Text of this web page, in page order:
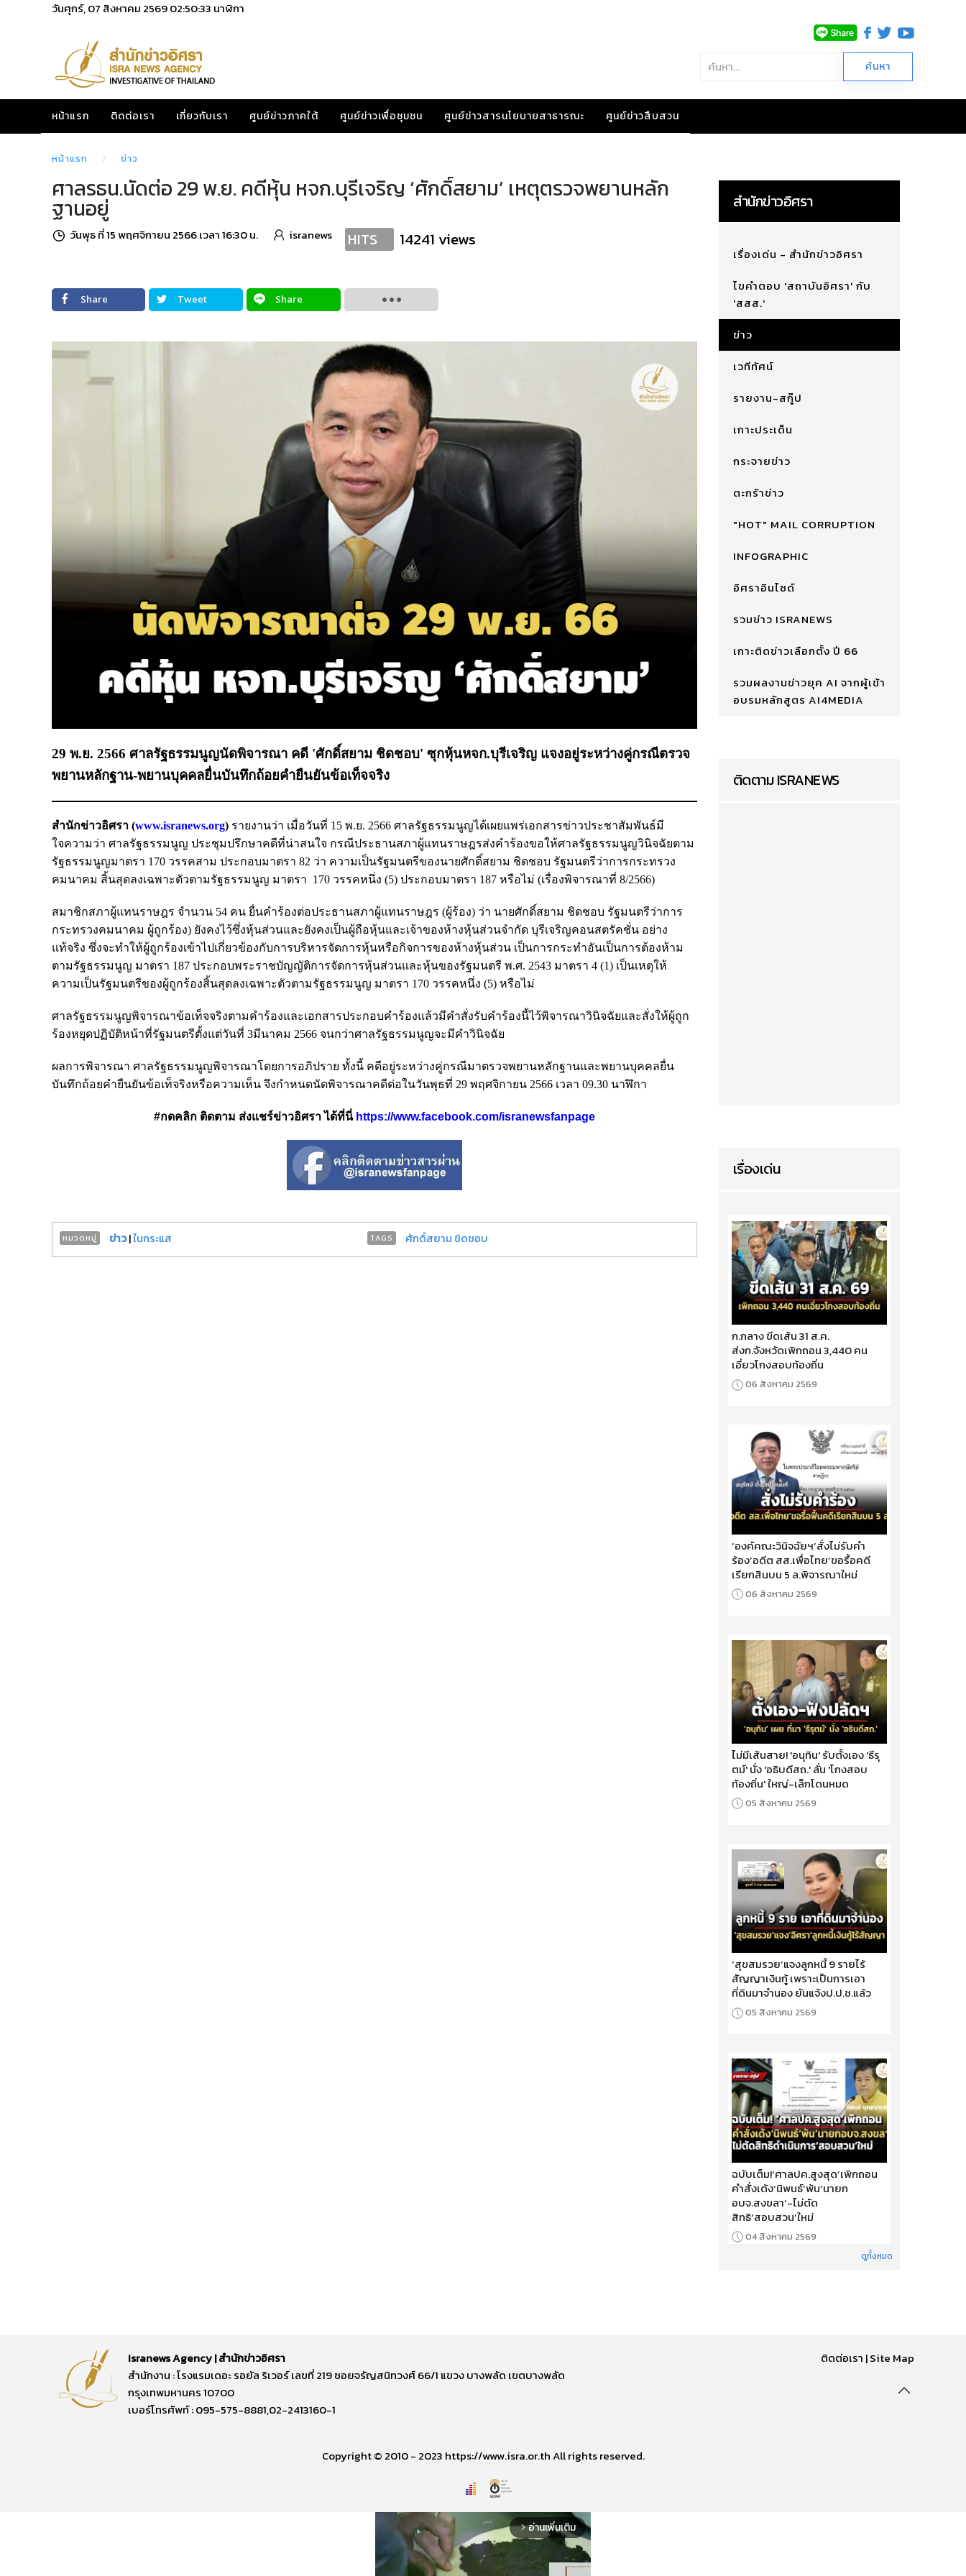
วันศุกร์, 07 สิงหาคม 256902:50:34 นาฬิกา
หน้าแรก ติดต่อเรา เกี่ยวกับเรา ศูนย์ข่าวภาคใต้ ศูนย์ข่าวเพื่อชุมชน ศูนย์ข่าวสารนโยบายสาธารณะ ศูนย์ข่าวสืบสวน
หน้าแรก ข่าว
ศาลรธน.นัดต่อ 29 พ.ย. คดีหุ้น หจก.บุรีเจริญ ‘ศักดิ์สยาม’ เหตุตรวจพยานหลัก
ฐานอยู่
วันพุธ ที่ 15 พฤศจิกายน 2566 เวลา 16:30 น. isranews HITS 14241 views
Share Tweet Share
29 พ.ย. 2566 ศาลรัฐธรรมนูญนัดพิจารณา คดี 'ศักดิ์สยาม ชิดชอบ' ซุกหุ้นหจก.บุรีเจริญ แจงอยู่ระหว่างคู่กรณีตรวจ
พยานหลักฐาน-พยานบุคคลยื่นบันทึกถ้อยคำยืนยันข้อเท็จจริง
สำนักข่าวอิศรา (www.isranews.org) รายงานว่า เมื่อวันที่ 15 พ.ย. 2566 ศาลรัฐธรรมนูญได้เผยแพร่เอกสารข่าวประชาสัมพันธ์มี
ใจความว่า ศาลรัฐธรรมนูญ ประชุมปรึกษาคดีที่น่าสนใจ กรณีประธานสภาผู้แทนราษฎรส่งคำร้องขอให้ศาลรัฐธรรมนูญวินิจฉัยตาม
รัฐธรรมนูญมาตรา 170 วรรคสาม ประกอบมาตรา 82 ว่า ความเป็นรัฐมนตรีของนายศักดิ์สยาม ชิดชอบ รัฐมนตรีว่าการกระทรวง
คมนาคม สิ้นสุดลงเฉพาะตัวตามรัฐธรรมนูญ มาตรา 170 วรรคหนึ่ง (5) ประกอบมาตรา 187 หรือไม่ (เรื่องพิจารณาที่ 8/2566)
สมาชิกสภาผู้แทนราษฎร จำนวน 54 คน ยื่นคำร้องต่อประธานสภาผู้แทนราษฎร (ผู้ร้อง) ว่า นายศักดิ์สยาม ชิดชอบ รัฐมนตรีว่าการ
กระทรวงคมนาคม ผู้ถูกร้อง) ยังคงไว้ซึ่งหุ้นส่วนและยังคงเป็นผู้ถือหุ้นและเจ้าของห้างหุ้นส่วนจำกัด บุรีเจริญคอนสตรัคชั่น อย่าง
แท้จริง ซึ่งจะทำให้ผู้ถูกร้องเข้าไปเกี่ยวข้องกับการบริหารจัดการหุ้นหรือกิจการของห้างหุ้นส่วน เป็นการกระทำอันเป็นการต้องห้าม
ตามรัฐธรรมนูญ มาตรา 187 ประกอบพระราชบัญญัติการจัดการหุ้นส่วนและหุ้นของรัฐมนตรี พ.ศ. 2543 มาตรา 4 (1) เป็นเหตุให้
ความเป็นรัฐมนตรีของผู้ถูกร้องสิ้นสุดลงเฉพาะตัวตามรัฐธรรมนูญ มาตรา 170 วรรคหนึ่ง (5) หรือไม่
ศาลรัฐธรรมนูญพิจารณาข้อเท็จจริงตามคำร้องและเอกสารประกอบคำร้องแล้วมีคำสั่งรับคำร้องนี้ไว้พิจารณาวินิจฉัยและสั่งให้ผู้ถูก
ร้องหยุดปฏิบัติหน้าที่รัฐมนตรีตั้งแต่วันที่ 3มีนาคม 2566 จนกว่าศาลรัฐธรรมนูญจะมีคำวินิจฉัย
ผลการพิจารณา ศาลรัฐธรรมนูญพิจารณาโดยการอภิปราย ทั้งนี้ คดีอยู่ระหว่างคู่กรณีมาตรวจพยานหลักฐานและพยานบุคคลยื่น
บันทึกถ้อยคำยืนยันข้อเท็จริงหรือความเห็น จึงกำหนดนัดพิจารณาคดีต่อในวันพุธที่ 29 พฤศจิกายน 2566 เวลา 09.30 นาฬิกา
#กดคลิก ติดตาม ส่งแชร์ข่าวอิศรา ได้ที่นี่ https://www.facebook.com/isranewsfanpage
หมวดหมู่ ข่าว|ในกระแส TAGS ศักดิ์สยาม ชิดชอบ
สำนักข่าวอิศรา
เรื่องเด่น - สำนักข่าวอิศรา
ไขคำตอบ 'สถาบันอิศรา' กับ
'สสส.'
ข่าว
เวทีทัศน์
รายงาน-สกู๊ป
เกาะประเด็น
กระจายข่าว
ตะกร้าข่าว
"HOT" MAIL CORRUPTION
INFOGRAPHIC
อิศราอินไซด์
รวมข่าว ISRANEWS
เกาะติดข่าวเลือกตั้ง ปี 66
รวมผลงานข่าวยุค AI จากผู้เข้า
อบรมหลักสูตร AI4MEDIA
ติดตาม ISRANEWS
เรื่องเด่น
ก.กลาง ขีดเส้น 31 ส.ค.
ส่งก.จังหวัดเพิกถอน 3,440 คน
เอี่ยวโกงสอบท้องถิ่น
06 สิงหาคม 2569
‘องค์คณะวินิจฉัยฯ’สั่งไม่รับคำ
ร้อง‘อดีต สส.เพื่อไทย’ขอรื้อคดี
เรียกสินบน 5 ล.พิจารณาใหม่
06 สิงหาคม 2569
ไม่มีเส้นสาย! 'อนุทิน' รับตั้งเอง 'ธีรุ
ตม์' นั่ง 'อธิบดีสถ.' ลั่น 'โกงสอบ
ท้องถิ่น' ใหญ่-เล็กโดนหมด
05 สิงหาคม 2569
‘สุขสมรวย’แจงลูกหนี้ 9 รายไร้
สัญญาเงินกู้ เพราะเป็นการเอา
ที่ดินมาจำนอง ยันแจ้งป.ป.ช.แล้ว
05 สิงหาคม 2569
ฉบับเต็ม!‘ศาลปค.สูงสุด’เพิกถอน
คำสั่งเด้ง‘นิพนธ์’พ้น‘นายก
อบจ.สงขลา’-ไม่ตัด
สิทธิ‘สอบสวน’ใหม่
04 สิงหาคม 2569
ดูทั้งหมด
Isranews Agency | สำนักข่าวอิศรา
สำนักงาน : โรงแรมเดอะ รอยัล ริเวอร์ เลขที่ 219 ซอยจรัญสนิทวงศ์ 66/1 แขวง บางพลัด เขตบางพลัด
กรุงเทพมหานคร 10700
เบอร์โทรศัพท์ : 095-575-8881,02-2413160-1
ติดต่อเรา |Site Map
Copyright © 2010 - 2023 https://www.isra.or.th All rights reserved.
arrow_forward_ios อ่านเพิ่มเติม